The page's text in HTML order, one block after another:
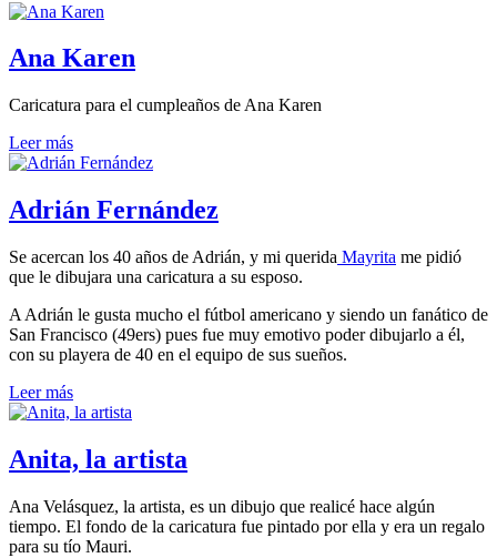
Ana Karen
Caricatura para el cumpleaños de Ana Karen
Leer más
Adrián Fernández
Se acercan los 40 años de Adrián, y mi querida Mayrita me pidió
que le dibujara una caricatura a su esposo.
A Adrián le gusta mucho el fútbol americano y siendo un fanático de
San Francisco (49ers) pues fue muy emotivo poder dibujarlo a él,
con su playera de 40 en el equipo de sus sueños.
Leer más
Anita, la artista
Ana Velásquez, la artista, es un dibujo que realicé hace algún
tiempo. El fondo de la caricatura fue pintado por ella y era un regalo
para su tío Mauri.